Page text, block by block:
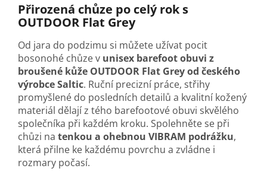
Přirozená chůze po celý rok s
OUTDOOR Flat Grey
Od jara do podzimu si můžete užívat pocit
bosonohé chůze v unisex barefoot obuvi z
broušené kůže OUTDOOR Flat Grey od českého
výrobce Saltic. Ruční precizní práce, střihy
promyšlené do posledních detailů a kvalitní kožený
materiál dělají z tého barefootové obuvi skvělého
společníka při každém kroku. Spolehněte se při
chůzi na tenkou a ohebnou VIBRAM podrážku,
která přilne ke každému povrchu a zvládne i
rozmary počasí.